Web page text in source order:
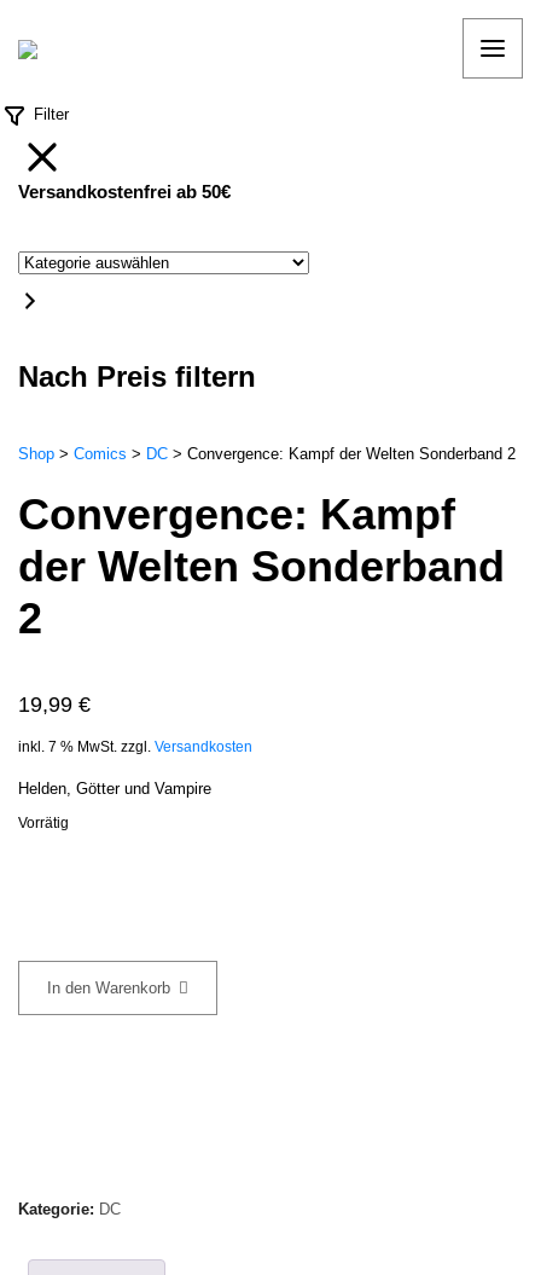
Filter
Versandkostenfrei ab 50€
Kategorie
auswählen
Nach Preis filtern
Shop > Comics > DC > Convergence: Kampf der Welten Sonderband 2
Convergence: Kampf
der Welten Sonderband
2
19,99 €
inkl. 7 % MwSt. zzgl. Versandkosten
Helden, Götter und Vampire
Vorrätig
Kampf
In den Warenkorb
Kategorie: DC